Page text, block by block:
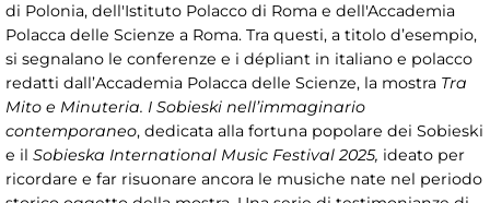
di Polonia, dell'Istituto Polacco di Roma e dell'Accademia
Polacca delle Scienze a Roma. Tra questi, a titolo d’esempio,
si segnalano le conferenze e i dépliant in italiano e polacco
redatti dall’Accademia Polacca delle Scienze, la mostra Tra
Mito e Minuteria. I Sobieski nell’immaginario
contemporaneo, dedicata alla fortuna popolare dei Sobieski
e il Sobieska International Music Festival 2025, ideato per
ricordare e far risuonare ancora le musiche nate nel periodo